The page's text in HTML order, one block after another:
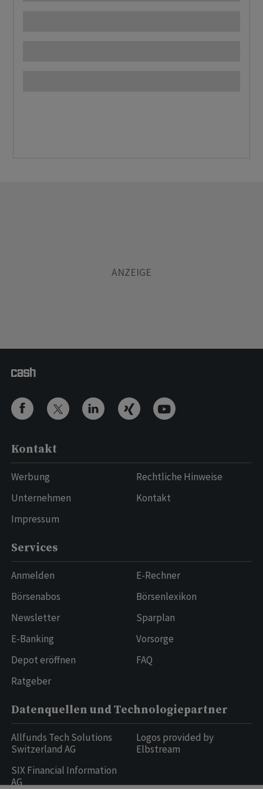
Kontakt
Werbung
Unternehmen
Impressum
Rechtliche Hinweise
Kontakt
Services
Anmelden
Börsenabos
Newsletter
E-Banking
Depot eröffnen
Ratgeber
E-Rechner
Börsenlexikon
Sparplan
Vorsorge
FAQ
Datenquellen und Technologiepartner
Allfunds Tech Solutions
Switzerland AG
SIX Financial Information
AG
Logos provided by
Elbstream